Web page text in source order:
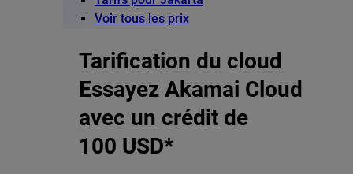
Voir tous les prix
Tarification du cloud
Essayez Akamai Cloud
avec un crédit de
100 USD*